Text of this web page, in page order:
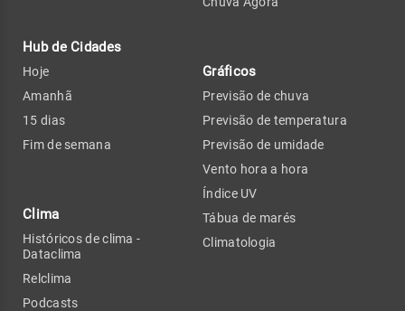
Hub de Cidades
Hoje
Amanhã
15 dias
Fim de semana
Clima
Históricos de clima -
Dataclima
Relclima
Podcasts
Gráficos
Previsão de chuva
Previsão de temperatura
Previsão de umidade
Vento hora a hora
Índice UV
Tábua de marés
Climatologia